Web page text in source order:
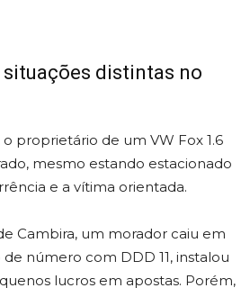
distintas no
proprietário de um VW Fox 1.6
mesmo estando estacionado
e a vítima orientada.
Cambira, um morador caiu em
número com DDD 11, instalou
lucros em apostas. Porém,